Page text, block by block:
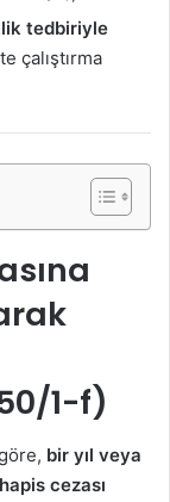
tedbiriyle
çalıştırma
1-f)
bir yıl veya
cezası